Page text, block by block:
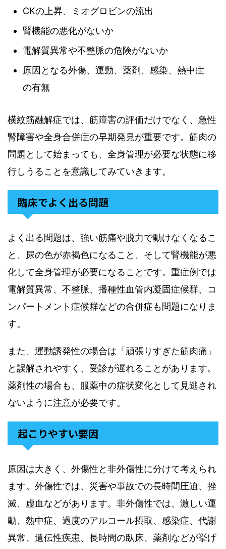
CKの上昇、ミオグロビンの流出
腎機能の悪化がないか
電解質異常や不整脈の危険がないか
原因となる外傷、運動、薬剤、感染、熱中症
の有無
横紋筋融解症では、筋障害の評価だけでなく、急性
腎障害や全身合併症の早期発見が重要です。筋肉の
問題として始まっても、全身管理が必要な状態に移
行しうることを意識してみていきます。
臨床でよく出る問題
よく出る問題は、強い筋痛や脱力で動けなくなるこ
と、尿の色が赤褐色になること、そして腎機能が悪
化して全身管理が必要になることです。重症例では
電解質異常、不整脈、播種性血管内凝固症候群、コ
ンパートメント症候群などの合併症も問題になりま
す。
また、運動誘発性の場合は「頑張りすぎた筋肉痛」
と誤解されやすく、受診が遅れることがあります。
薬剤性の場合も、服薬中の症状変化として見逃され
ないように注意が必要です。
起こりやすい要因
原因は大きく、外傷性と非外傷性に分けて考えられ
ます。外傷性では、災害や事故での長時間圧迫、挫
滅、虚血などがあります。非外傷性では、激しい運
動、熱中症、過度のアルコール摂取、感染症、代謝
異常、遺伝性疾患、長時間の臥床、薬剤などが挙げ